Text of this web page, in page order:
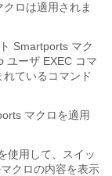
ロは適用されま
Smartports マク
ユーザ EXEC コマ
ているコマンド
マクロを適用
使用して、スイッ
クロの内容を表示